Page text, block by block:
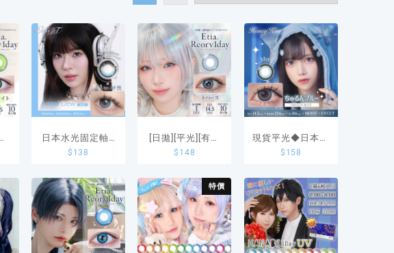
日本水光固定軸1
Day silicone
Angel Dew 1盒10
片
$ 138
[日拋][平光][有度
數]Etia. 1 Day
裝
$ 148
現貨平光◆日本地
雷系Honey Kiss
日拋款隱形眼鏡
一盒10片
$ 158
特價